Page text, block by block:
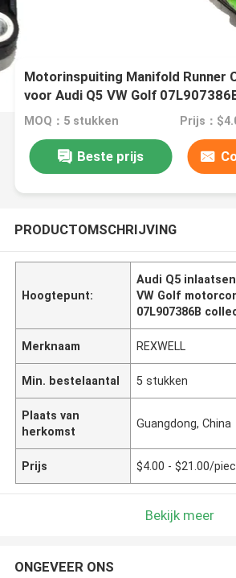
Motorinspuiting Manifold Runner
voor Audi Q5 VW Golf
MOQ：5 stukken
Beste prijs
PRODUCTOMSCHRIJVING
Hoogtepunt:
Audi Q5
VW Golf
07L907386B
Merknaam REXWELL
Min. bestelaantal 5 stukken
Plaats van
herkomst
Guangdong, China
Prijs $4.00 - $21.00/
Bekijk meer
ONGEVEER ONS